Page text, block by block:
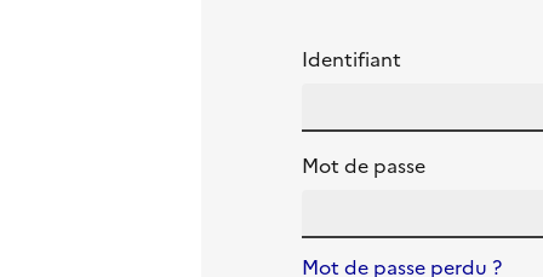
Identifiant
Mot de passe
Mot de passe perdu ?